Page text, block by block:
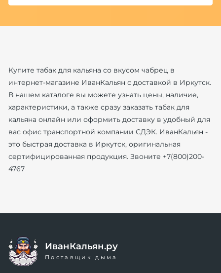
Купите табак для кальяна со вкусом чабрец в
интернет-магазине ИванКальян с доставкой в Иркутск.
В нашем каталоге вы можете узнать цены, наличие,
характеристики, а также сразу заказать табак для
кальяна онлайн или оформить доставку в удобный для
вас офис транспортной компании СДЭК. ИванКальян -
это быстрая доставка в Иркутск, оригинальная
сертифицированная продукция. Звоните +7(800)200-
4767
ИванКальян.ру
Поставщик дыма